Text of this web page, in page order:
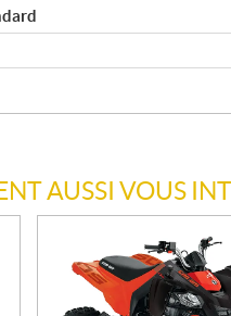
AUSSI VOUS